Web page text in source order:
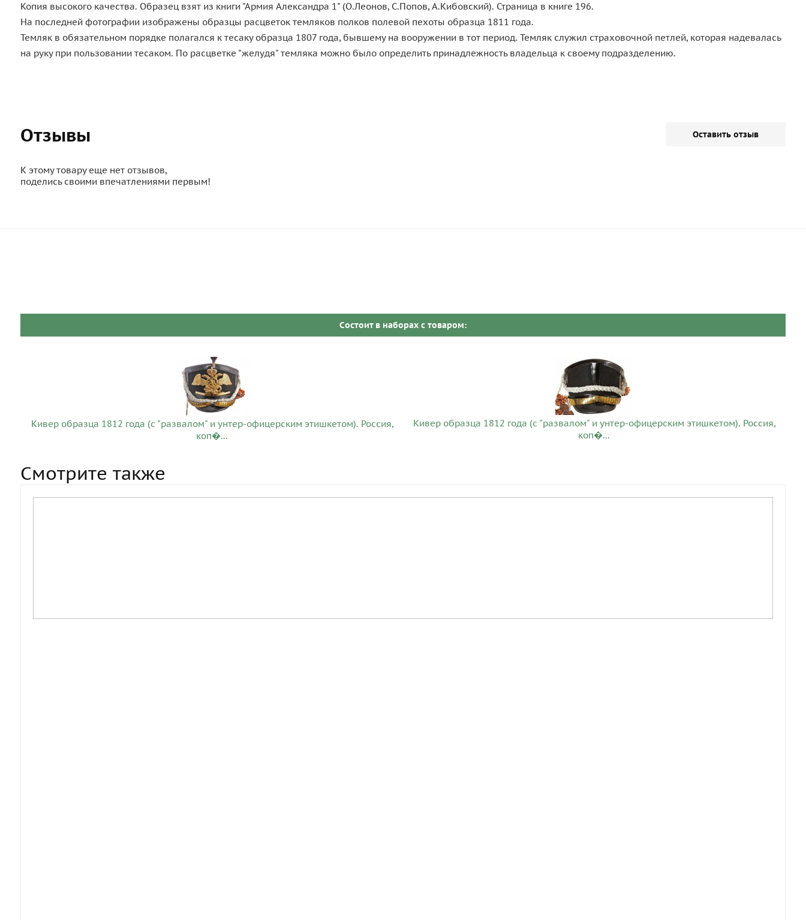
Копия высокого качества. Образец взят из книги "Армия Александра 1" (О.Леонов, С.Попов, А.Кибовский). Страница в книге 196.
На последней фотографии изображены образцы расцветок темляков полков полевой пехоты образца 1811 года.
Темляк в обязательном порядке полагался к тесаку образца 1807 года, бывшему на вооружении в тот период. Темляк служил страховочной петлей, которая надевалась
на руку при пользовании тесаком. По расцветке "желудя" темляка можно было определить принадлежность владельца к своему подразделению.
Отзывы Оставить отзыв
К этому товару еще нет отзывов,
поделись своими впечатлениями первым!
Cостоит в наборах c товаром:
Кивер образца 1812 года (с "развалом" и унтер-офицерским этишкетом). Россия,
коп�...
Кивер образца 1812 года (с "развалом" и унтер-офицерским этишкетом). Россия,
коп�...
Смотрите также